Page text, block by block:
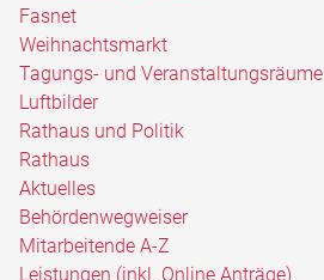
Fasnet
Weihnachtsmarkt
Tagungs- und Veranstaltungsräume
Luftbilder
Rathaus und Politik
Rathaus
Aktuelles
Behördenwegweiser
Mitarbeitende A-Z
Leistungen (inkl. Online Anträge)